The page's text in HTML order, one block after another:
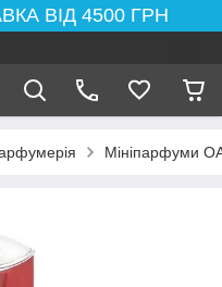
ВІД 4500 ГРН
Мініпарфуми